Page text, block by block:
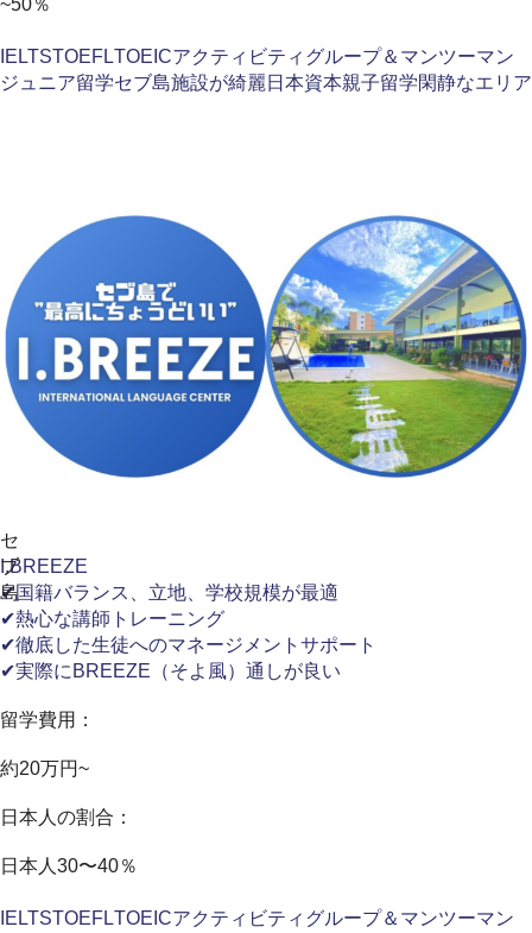
~50％
IELTSTOEFLTOEICアクティビティ グループ＆マンツーマン
ジュニア留学セブ島施設が綺麗 日本資本親子留学閑静なエリア
セ
ブ
島
I.BREEZE
✔国籍バランス、立地、学校規模が最適
✔熱心な講師トレーニング
✔徹底した生徒へのマネージメントサポート
✔実際にBREEZE（そよ風）通しが良い
留学費用：
約20万円~
日本人の割合：
日本人30〜40％
IELTSTOEFLTOEICアクティビティ グループ＆マンツーマン